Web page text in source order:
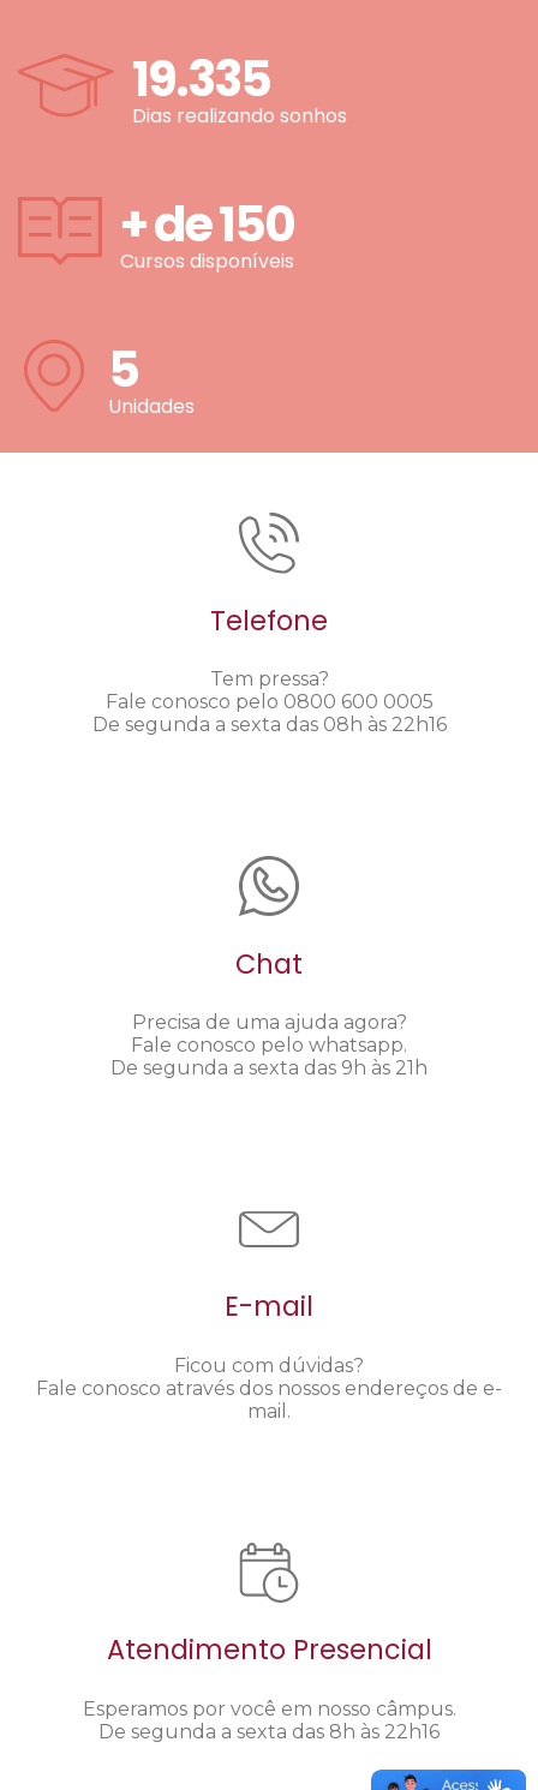
19.335
Dias realizando sonhos
+ de150
Cursos disponíveis
5
Unidades
Telefone
Tem pressa?
Fale conosco pelo 0800 600 0005
De segunda a sexta das 08h às 22h16
Chat
Precisa de uma ajuda agora?
Fale conosco pelo whatsapp.
De segunda a sexta das 9h às 21h
E-mail
Ficou com dúvidas?
Fale conosco através dos nossos endereços de e-
mail.
Atendimento Presencial
Esperamos por você em nosso câmpus.
De segunda a sexta das 8h às 22h16